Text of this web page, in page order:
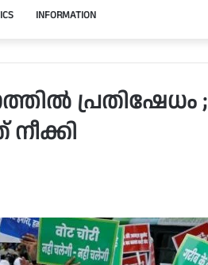
INFORMATION
പ്രതിഷേധം ;